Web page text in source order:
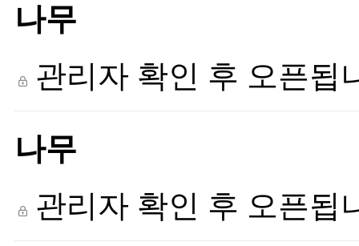
나무
관리자 확인 후 오픈됩
나무
관리자 확인 후 오픈됩